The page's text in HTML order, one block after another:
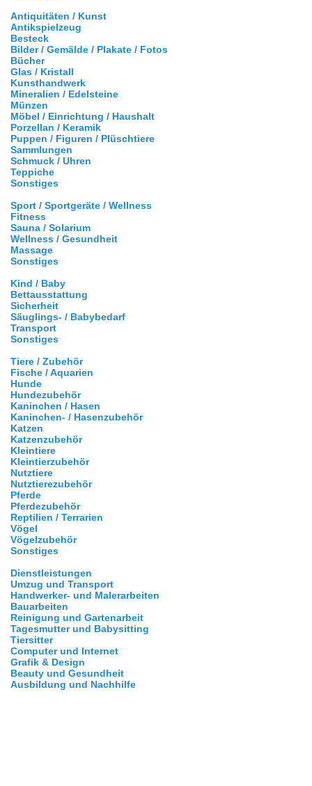
Antiquitäten / Kunst
Antikspielzeug
Besteck
Bilder / Gemälde / Plakate / Fotos
Bücher
Glas / Kristall
Kunsthandwerk
Mineralien / Edelsteine
Münzen
Möbel / Einrichtung / Haushalt
Porzellan / Keramik
Puppen / Figuren / Plüschtiere
Sammlungen
Schmuck / Uhren
Teppiche
Sonstiges
Sport / Sportgeräte / Wellness
Fitness
Sauna / Solarium
Wellness / Gesundheit
Massage
Sonstiges
Kind / Baby
Bettausstattung
Sicherheit
Säuglings- / Babybedarf
Transport
Sonstiges
Tiere / Zubehör
Fische / Aquarien
Hunde
Hundezubehör
Kaninchen / Hasen
Kaninchen- / Hasenzubehör
Katzen
Katzenzubehör
Kleintiere
Kleintierzubehör
Nutztiere
Nutztierezubehör
Pferde
Pferdezubehör
Reptilien / Terrarien
Vögel
Vögelzubehör
Sonstiges
Dienstleistungen
Umzug und Transport
Handwerker- und Malerarbeiten
Bauarbeiten
Reinigung und Gartenarbeit
Tagesmutter und Babysitting
Tiersitter
Computer und Internet
Grafik & Design
Beauty und Gesundheit
Ausbildung und Nachhilfe